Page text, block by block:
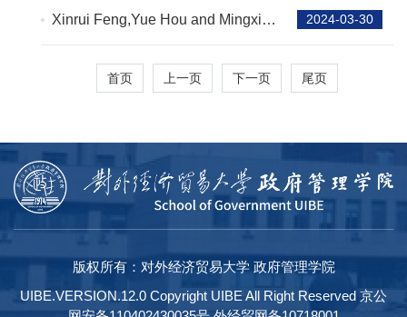
use on citizen compliance during a
Xinrui Feng,Yue Hou and Mingxing
Outperformers: Female Legislators
in the Chinese Congress
2024-03-30
首页 上一页 下一页 尾页
版权所有：对外经济贸易大学 政府管理学院
UIBE.VERSION.12.0 Copyright UIBE All Right Reserved 京公